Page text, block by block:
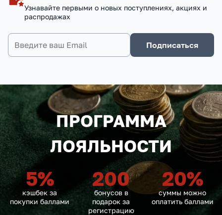
Узнавайте первыми о новых поступлениях, акциях и
распродажах
Подписаться
ПРОГРАММА
ЛОЯЛЬНОСТИ
5%
кэшбек за
покупки баллами
200
бонусов в
подарок за
регистрацию
20%
суммы можно
оплатить баллами